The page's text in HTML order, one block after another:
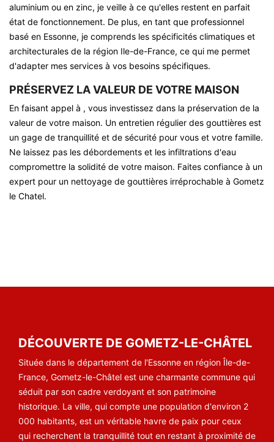
aluminium ou en zinc, je veille à ce qu'elles restent en parfait
état de fonctionnement. De plus, en tant que professionnel
basé en Essonne, je comprends les spécificités climatiques et
architecturales de la région Ile-de-France, ce qui me permet
d'adapter mes services à vos besoins spécifiques.
PRÉSERVEZ LA VALEUR DE VOTRE MAISON
En faisant appel à , vous investissez dans la préservation de la
valeur de votre maison. Un entretien régulier des gouttières est
un gage de tranquillité et de sécurité pour vous et votre famille.
Ne laissez pas les débordements et les infiltrations d'eau
compromettre la solidité de votre maison. Faites confiance à un
expert pour un nettoyage de gouttières irréprochable à Gometz
le Chatel.
DÉCOUVERTE DE GOMETZ-LE-CHÂTEL
Située dans le département de l'Essonne en région Île-de-
France, Gometz-le-Châtel est une charmante commune qui
séduit par son cadre verdoyant et son patrimoine
historique. La ville, qui compte une population d'environ 2
000 habitants, est un véritable havre de paix pour ceux
qui recherchent la tranquillité tout en restant à proximité de